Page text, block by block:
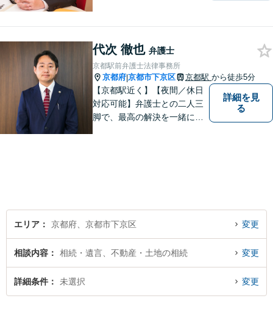
徒歩５分】の法律事務所リン
クスの代表弁護士で【弁護士
経験１０年以上】になりま
す。
代次 徹也 弁護士
京都駅前弁護士法律事務所
京都府|京都市下京区 京都駅 から徒歩5分
【京都駅近く】【夜間／休日
対応可能】弁護士との二人三
脚で、最高の解決を一緒に目
い。
詳細を見
る
エリア 京都府、京都市下京区 変更
相談内容 相続・遺言、不動産・土地の相続 変更
詳細条件 未選択 変更